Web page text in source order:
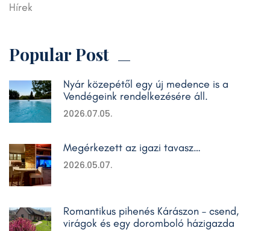
Hírek
Popular Post
Nyár közepétől egy új medence is a
Vendégeink rendelkezésére áll.
2026.07.05.
Megérkezett az igazi tavasz…
2026.05.07.
Romantikus pihenés Kárászon – csend,
virágok és egy doromboló házigazda